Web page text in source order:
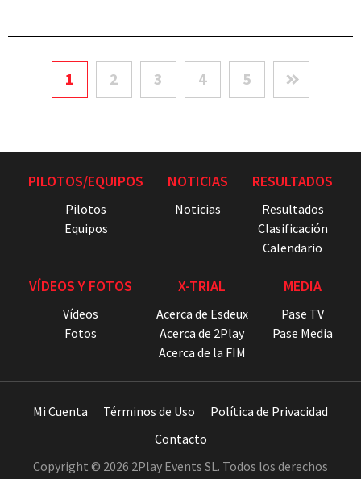
1 2 3 4 5
PILOTOS/EQUIPOS
Pilotos
Equipos
NOTICIAS
Noticias
RESULTADOS
Resultados
Clasificación
Calendario
VÍDEOS Y FOTOS
Vídeos
Fotos
X-TRIAL
Acerca de Esdeux
Acerca de 2Play
Acerca de la FIM
MEDIA
Pase TV
Pase Media
Mi Cuenta Términos de Uso
Política de Privacidad
Contacto
Copyright © 2026 2Play Events SL. Todos los derechos